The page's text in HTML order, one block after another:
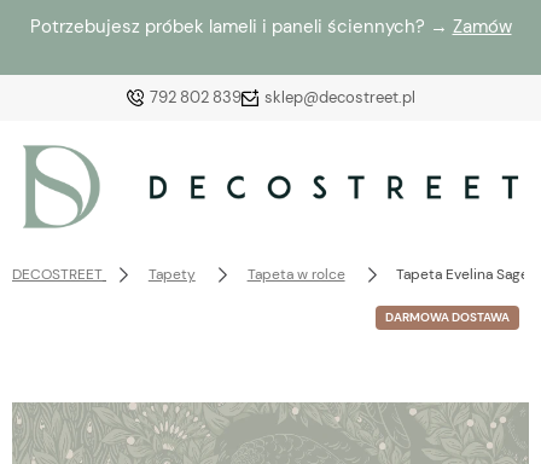
Potrzebujesz próbek lameli i paneli ściennych? → Zamów
792 802 839 sklep@decostreet.pl
Wybierz coś dla siebie z naszej aktualnej oferty lub
zaloguj się, aby przywrócić dodane produkty do listy
DECOSTREET Tapety Tapeta w rolce Tapeta Evelina Sage
DARMOWA DOSTAWA